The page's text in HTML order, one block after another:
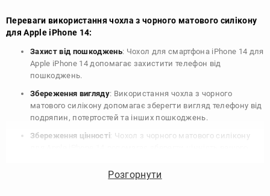
Переваги використання чохла з чорного матового силікону
для Apple iPhone 14:
Захист від пошкоджень: Чохол для смартфона iPhone 14 для
Apple iPhone 14 допомагає захистити телефон від
пошкоджень.
Збереження вигляду: Використання чохла з чорного
матового силікону допомагає зберегти вигляд телефону від
подряпин, потертостей та інших пошкоджень.
Збереження цінності: Чохол з чорного матового силікону
продати свій пристрій в майбутньому.
Розгорнути